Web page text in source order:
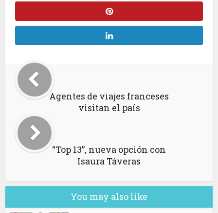
Agentes de viajes franceses
visitan el país
“Top 13”, nueva opción con
Isaura Táveras
You may also like